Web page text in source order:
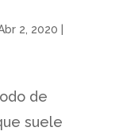
2, 2020
de
suele